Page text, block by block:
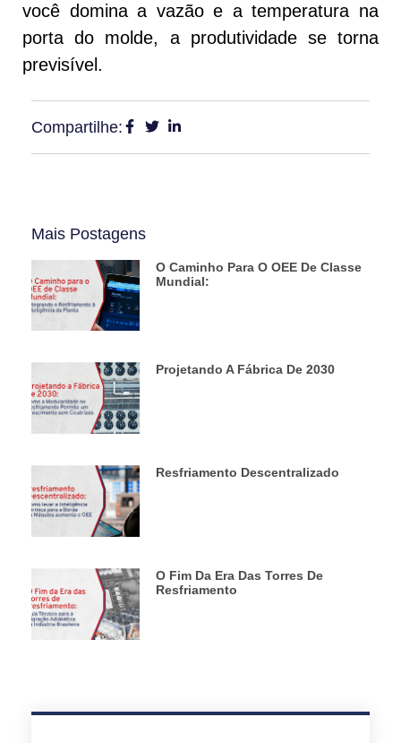
você domina a vazão e a temperatura na
porta do molde, a produtividade se torna
previsível.
Compartilhe:
Mais Postagens
O Caminho Para O OEE De Classe
Mundial:
Projetando A Fábrica De 2030
Resfriamento Descentralizado
O Fim Da Era Das Torres De
Resfriamento